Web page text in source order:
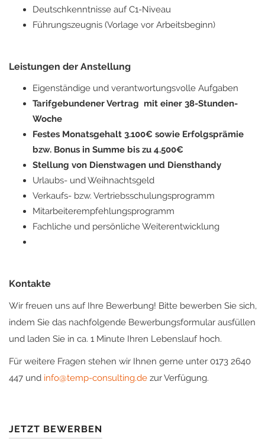
Deutschkenntnisse auf C1-Niveau
Führungszeugnis (Vorlage vor Arbeitsbeginn)
Leistungen der Anstellung
Eigenständige und verantwortungsvolle Aufgaben
Tarifgebundener Vertrag mit einer 38-Stunden-
Woche
Festes Monatsgehalt 3.100€ sowie Erfolgsprämie
bzw. Bonus in Summe bis zu 4.500€
Stellung von Dienstwagen und Diensthandy
Urlaubs- und Weihnachtsgeld
Verkaufs- bzw. Vertriebsschulungsprogramm
Mitarbeiterempfehlungsprogramm
Fachliche und persönliche Weiterentwicklung
Kontakte
Wir freuen uns auf Ihre Bewerbung! Bitte bewerben Sie sich,
indem Sie das nachfolgende Bewerbungsformular ausfüllen
und laden Sie in ca. 1 Minute Ihren Lebenslauf hoch.
Für weitere Fragen stehen wir Ihnen gerne unter 0173 2640
447 und info@temp-consulting.de zur Verfügung.
JETZT BEWERBEN